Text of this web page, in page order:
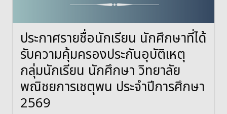
ประกาศรายชื่อนักเรียน นักศึกษาที่ได้
รับความคุ้มครองประกันอุบัติเหตุ
กลุ่มนักเรียน นักศึกษา วิทยาลัย
พณิชยการเชตุพน ประจำปีการศึกษา
2569